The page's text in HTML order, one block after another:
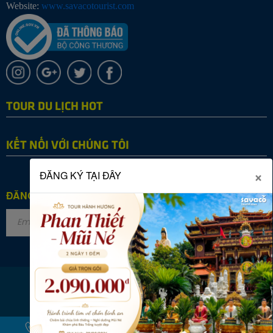
Website: www.savacotourist.com
TOUR DU LỊCH HOT
KẾT NỐI VỚI CHÚNG TÔI
ĐĂNG KÝ NHẬN TIN
Copyright © 2022 SAVACO TOURIST. All rights reserved.
Online: 24 | Tháng: 21995 | Tổng: 2862628
ĐĂNG KÝ TẠI ĐÂY ×